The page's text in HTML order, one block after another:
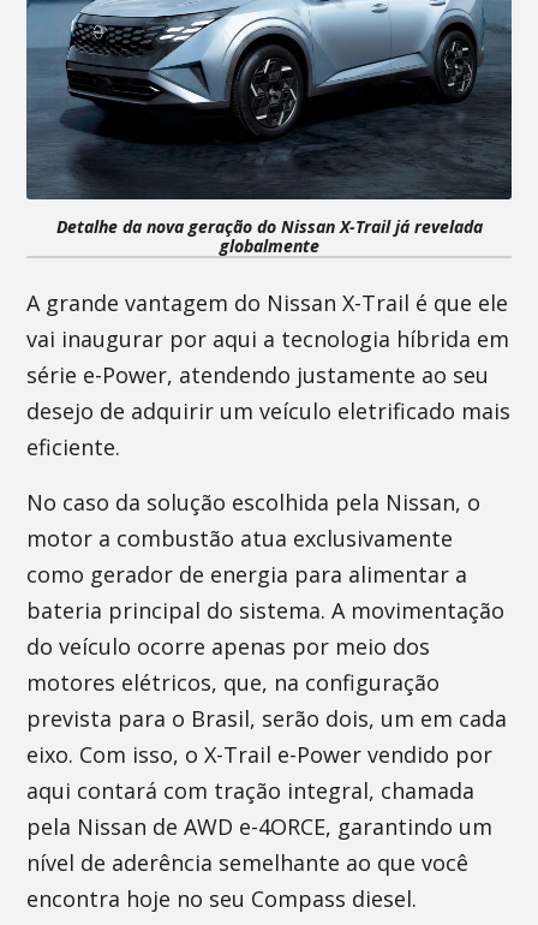
Detalhe da nova geração do Nissan X-Trail já revelada
globalmente
A grande vantagem do Nissan X-Trail é que ele
vai inaugurar por aqui a tecnologia híbrida em
série e-Power, atendendo justamente ao seu
desejo de adquirir um veículo eletrificado mais
eficiente.
No caso da solução escolhida pela Nissan, o
motor a combustão atua exclusivamente
como gerador de energia para alimentar a
bateria principal do sistema. A movimentação
do veículo ocorre apenas por meio dos
motores elétricos, que, na configuração
prevista para o Brasil, serão dois, um em cada
eixo. Com isso, o X-Trail e-Power vendido por
aqui contará com tração integral, chamada
pela Nissan de AWD e-4ORCE, garantindo um
nível de aderência semelhante ao que você
encontra hoje no seu Compass diesel.